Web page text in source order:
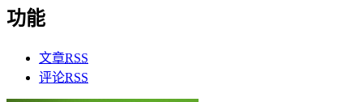
功能
文章RSS
评论RSS